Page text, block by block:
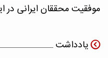
موفقیت محققان ایرانی
یادداشت